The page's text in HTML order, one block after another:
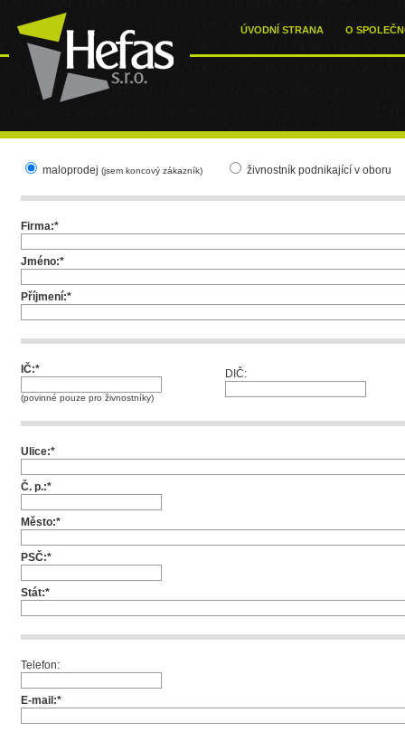
ÚVODNÍ STRANA O
maloprodej (jsem koncový zákazník) živnostník podnikající v oboru
Firma:*
Jméno:*
Příjmení:*
IČ:*
(povinné pouze pro živnostníky)
DIČ:
Ulice:*
Č. p.:*
Město:*
PSČ:*
Stát:*
Telefon:
E-mail:*